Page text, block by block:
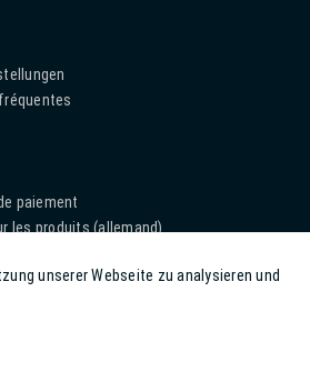
paiement
les produits (allemand)
Aktiv
unserer Webseite zu analysieren und